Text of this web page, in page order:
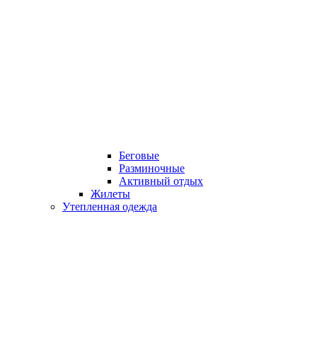
Беговые
Разминочные
Активный отдых
Жилеты
Утепленная одежда